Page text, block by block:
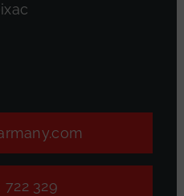
722 329